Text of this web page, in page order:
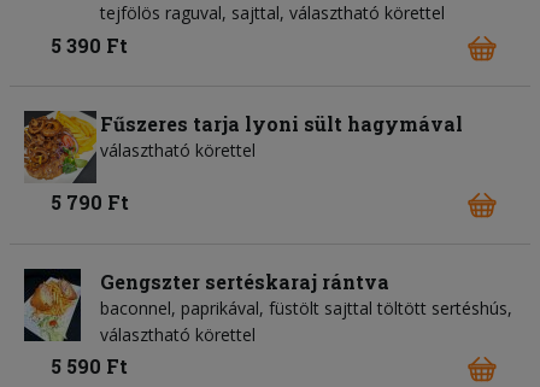
tejfölös raguval, sajttal, választható körettel
5 390 Ft
Fűszeres tarja lyoni sült hagymával
választható körettel
5 790 Ft
Gengszter sertéskaraj rántva
baconnel, paprikával, füstölt sajttal töltött sertéshús,
választható körettel
5 590 Ft